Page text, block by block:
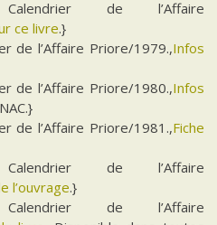
de l’Affaire
ce livre.}
de l’Affaire Priore/1979.,Infos
de l’Affaire Priore/1980.,Infos
de l’Affaire Priore/1981.,Fiche
de l’Affaire
l’ouvrage.}
de l’Affaire